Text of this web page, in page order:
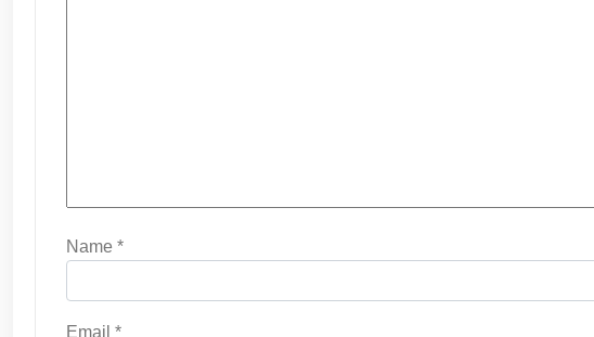
Name *
Email *